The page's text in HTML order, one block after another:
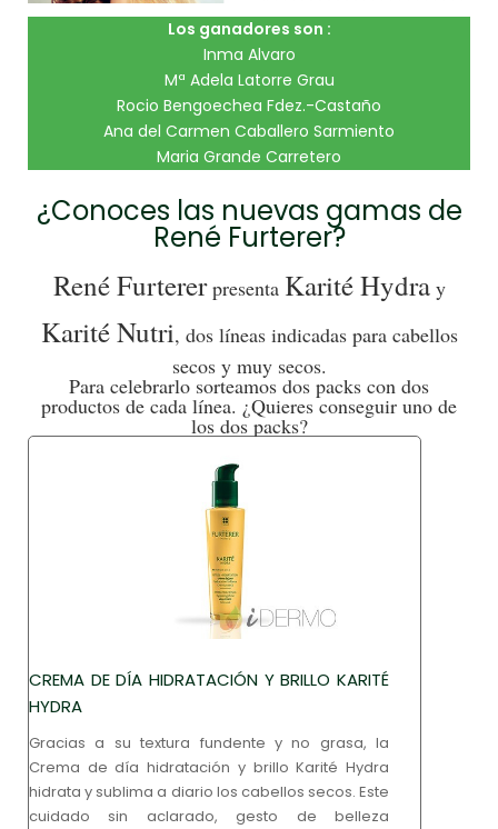
Los ganadores son :
Inma Alvaro
Mª Adela Latorre Grau
Rocio Bengoechea Fdez.-Castaño
Ana del Carmen Caballero Sarmiento
Maria Grande Carretero
¿Conoces las nuevas gamas de
René Furterer?
René Furtererpresenta Karité Hydray
Karité Nutri, dos líneas indicadas para cabellos
secos y muy secos.
Para celebrarlo sorteamos dos packs con dos
productos de cada línea. ¿Quieres conseguir uno de
los dos packs?
CREMA DE DÍA HIDRATACIÓN Y BRILLO KARITÉ
HYDRA
Gracias a su textura fundente y no grasa, la
Crema de día hidratación y brillo Karité Hydra
hidrata y sublima a diario los cabellos secos. Este
cuidado sin aclarado, gesto de belleza